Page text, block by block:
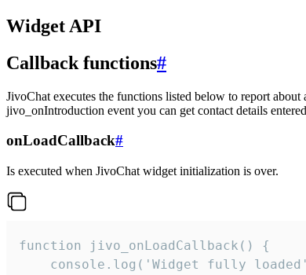
Widget API
Callback functions#
JivoChat executes the functions listed below to report
jivo_onIntroduction event you can get contact details
onLoadCallback#
Is executed when JivoChat widget initialization is over.
function jivo_onLoadCallback() {
console.log('Widget fully